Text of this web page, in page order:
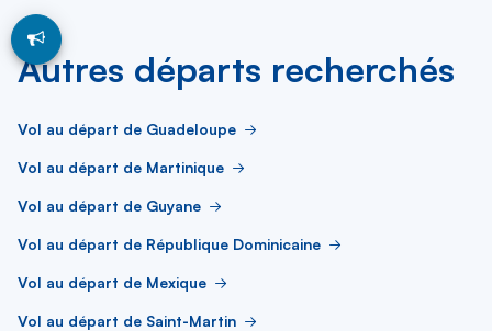
Autres départs recherchés
Vol au départ de Guadeloupe
Vol au départ de Martinique
Vol au départ de Guyane
Vol au départ de République Dominicaine
Vol au départ de Mexique
Vol au départ de Saint-Martin